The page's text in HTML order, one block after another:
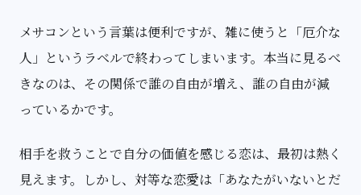
メサコンという言葉は便利ですが、雑に使うと「厄介な
人」というラベルで終わってしまいます。本当に見るべ
きなのは、その関係で誰の自由が増え、誰の自由が減
っているかです。
相手を救うことで自分の価値を感じる恋は、最初は熱く
見えます。しかし、対等な恋愛は「あなたがいないとだ